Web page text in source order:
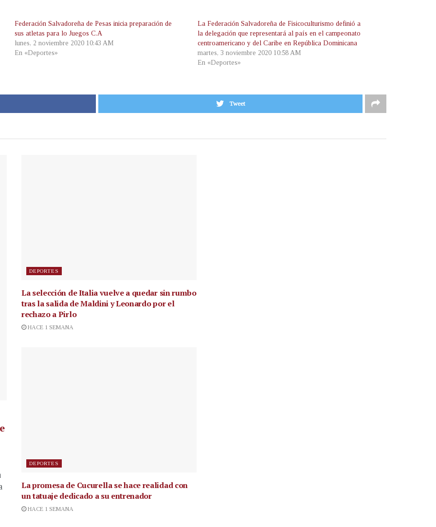
Federación Salvadoreña de Pesas inicia preparación de
sus atletas para lo Juegos C.A
lunes, 2 noviembre 2020 10:43 AM
En «Deportes»
La Federación Salvadoreña de Fisicoculturismo definió a
la delegación que representará al país en el campeonato
centroamericano y del Caribe en República Dominicana
martes, 3 noviembre 2020 10:58 AM
En «Deportes»
Tweet
DEPORTES
La selección de Italia vuelve a quedar sin rumbo
tras la salida de Maldini y Leonardo por el
rechazo a Pirlo
HACE 1 SEMANA
DEPORTES
La promesa de Cucurella se hace realidad con
un tatuaje dedicado a su entrenador
HACE 1 SEMANA